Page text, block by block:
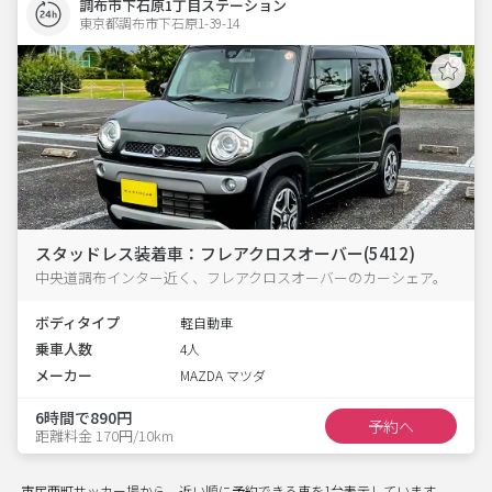
調布市下石原1丁目ステーション
東京都調布市下石原1-39-14
スタッドレス装着車：フレアクロスオーバー(5412)
中央道調布インター近く、フレアクロスオーバーのカーシェア。
ボディタイプ 軽自動車
乗車人数 4人
メーカー MAZDA マツダ
6時間で890円
距離料金 170円/10km 予約へ